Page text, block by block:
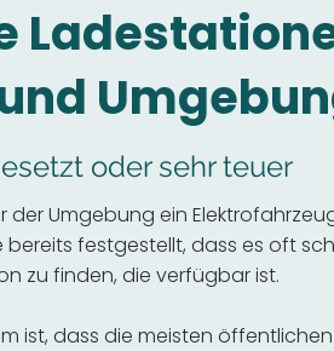
oder sehr teuer
der Umgebung ein
festgestellt, dass es oft
zu finden, die verfügbar ist.
ist, dass die meisten öffentlichen